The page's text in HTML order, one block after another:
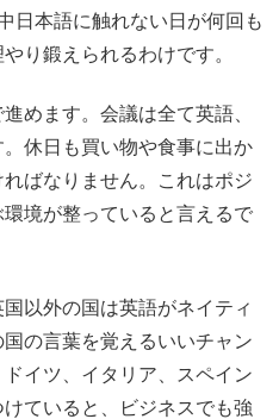
日本語に触れない日が何回も
り鍛えられるわけです。
めます。会議は全て英語、
休日も買い物や食事に出か
ばなりません。これはポジ
境が整っていると言えるで
以外の国は英語がネイティ
の言葉を覚えるいいチャン
イツ、イタリア、スペイン
ていると、ビジネスでも強